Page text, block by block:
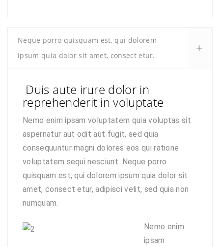
Neque porro quisquam est, qui dolorem
ipsum quia dolor sit amet, consect etur.
Duis aute irure dolor in
reprehenderit in voluptate
Nemo enim ipsam voluptatem quia voluptas sit
aspernatur aut odit aut fugit, sed quia
consequuntur magni dolores eos qui ratione
voluptatem sequi nesciunt. Neque porro
quisquam est, qui dolorem ipsum quia dolor sit
amet, consect etur, adipisci velit, sed quia non
numquam.
Nemo enim
ipsam